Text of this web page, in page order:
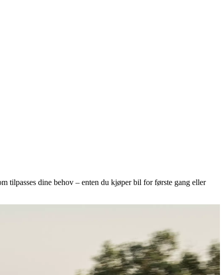
tilpasses dine behov – enten du kjøper bil for første gang eller